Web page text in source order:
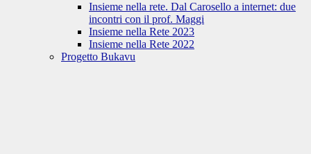
Insieme nella rete. Dal Carosello a internet: due
incontri con il prof. Maggi
Insieme nella Rete 2023
Insieme nella Rete 2022
Progetto Bukavu